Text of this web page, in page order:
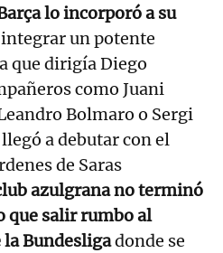
lo incorporó a su
un potente
que dirigía Diego
como Juani
Bolmaro o Sergi
a debutar con el
de Saras
azulgrana no terminó
que salir rumbo al
Bundesligadonde se